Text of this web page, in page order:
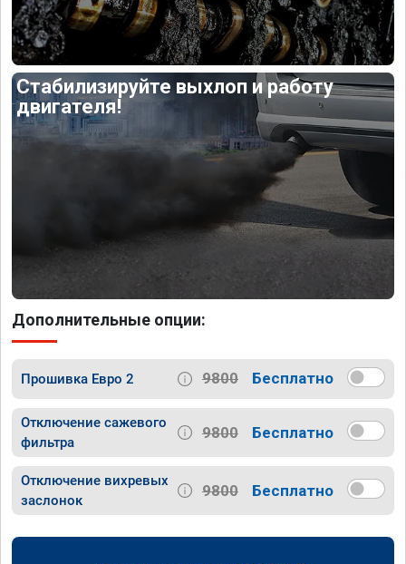
Стабилизируйте выхлоп и работу
двигателя!
Дополнительные опции:
Прошивка Евро 2 9800 Бесплатно
Отключение сажевого
фильтра
9800 Бесплатно
Отключение вихревых
заслонок
9800 Бесплатно